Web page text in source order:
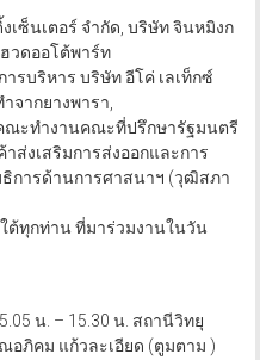
เซ็นเตอร์ จำกัด, บริษัท จินหมิงก
ฮวดออโต้พาร์ท
รบริหาร บริษัท อีโค่ เลเท็กซ์
ากยางพารา,
ณะทำงานคณะที่ปรึกษารัฐมนตรี
ส่งเสริมการส่งออกและการ
การด้านการศาสนาฯ (วุฒิสภา
ต้ทุกท่าน ที่มาร่วมงานในวัน
น. – 15.30 น. สถานีวิทยุ
อภิคม แก้วละเอียด (ตูมตาม )